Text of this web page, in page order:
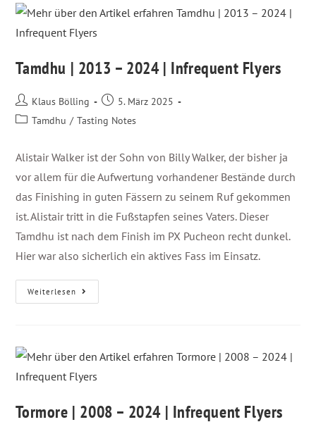
Tamdhu | 2013 – 2024 | Infrequent Flyers
Klaus Bölling
5. März 2025
Tamdhu / Tasting Notes
Alistair Walker ist der Sohn von Billy Walker, der bisher ja
vor allem für die Aufwertung vorhandener Bestände durch
das Finishing in guten Fässern zu seinem Ruf gekommen
ist. Alistair tritt in die Fußstapfen seines Vaters. Dieser
Tamdhu ist nach dem Finish im PX Pucheon recht dunkel.
Hier war also sicherlich ein aktives Fass im Einsatz.
Weiterlesen
Tormore | 2008 – 2024 | Infrequent Flyers